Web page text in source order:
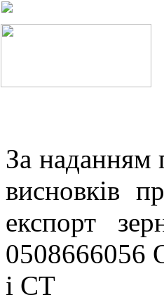
За наданням
висновків
експорт
0508666056
і СТ